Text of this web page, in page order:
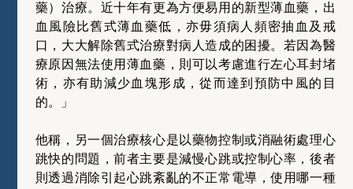
藥）治療。近十年有更為方便易用的新型薄血藥，出
血風險比舊式薄血藥低，亦毋須病人頻密抽血及戒
口，大大解除舊式治療對病人造成的困擾。若因為醫
療原因無法使用薄血藥，則可以考慮進行左心耳封堵
術，亦有助減少血塊形成，從而達到預防中風的目
的。」
他稱，另一個治療核心是以藥物控制或消融術處理心
跳快的問題，前者主要是減慢心跳或控制心率，後者
則透過消除引起心跳紊亂的不正常電導，使用哪一種